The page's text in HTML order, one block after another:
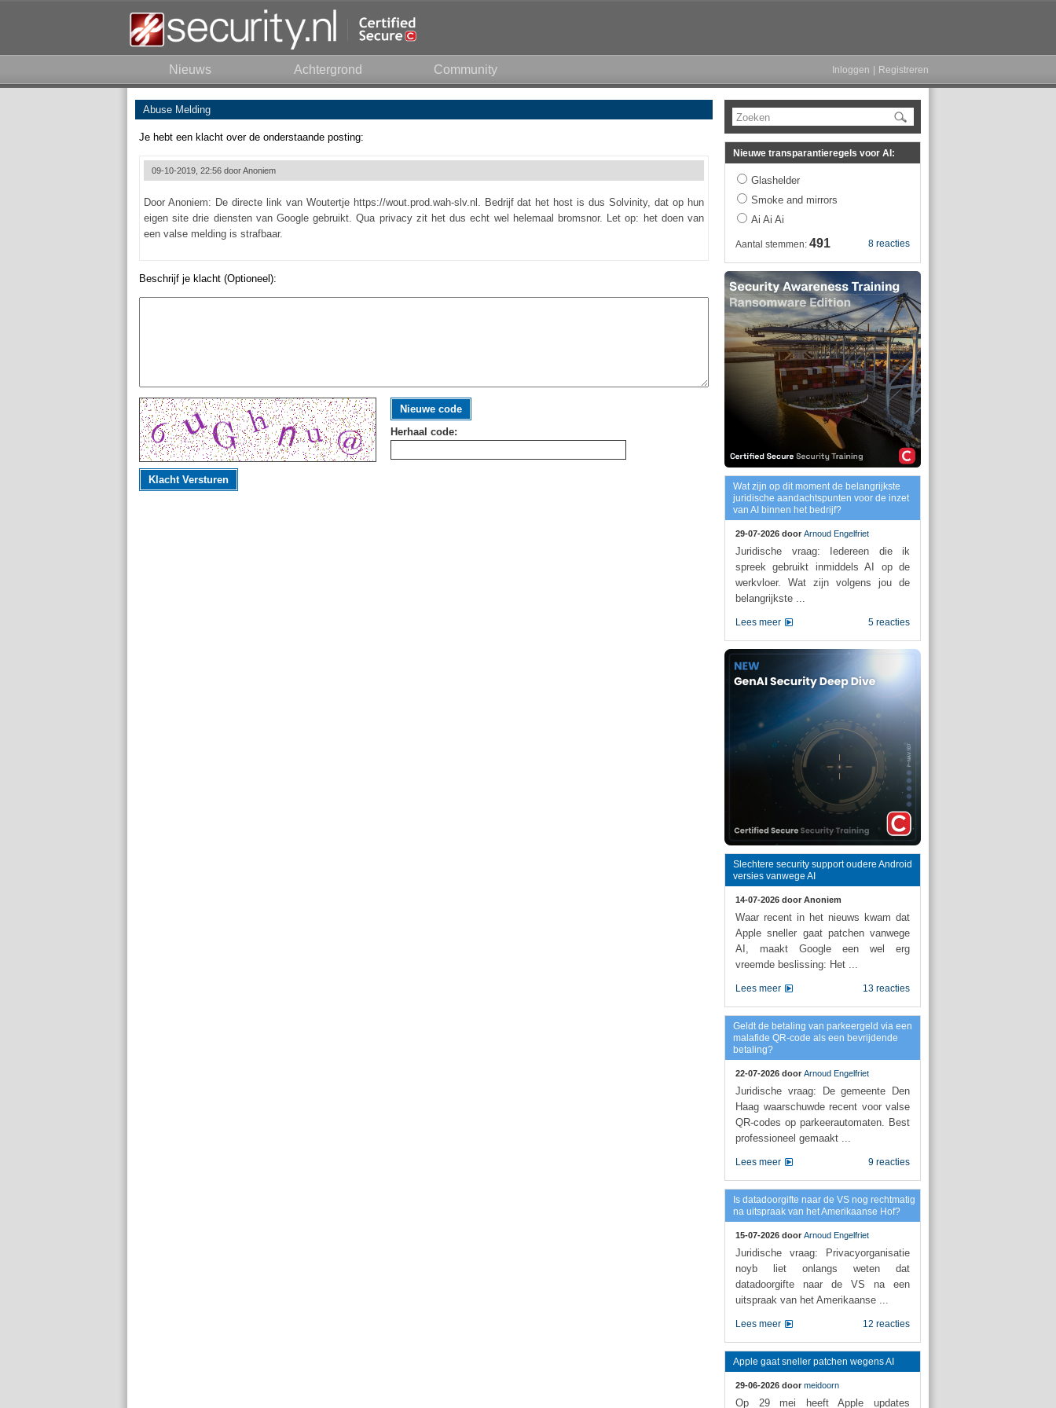
Nieuws Achtergrond Community Inloggen Registreren
Abuse Melding
Je hebt een klacht over de onderstaande posting:
09-10-2019, 22:56 doorAnoniem
Door Anoniem: De directe link van Woutertje https://wout.prod.wah-slv.nl. Bedrijf dat het host is dus Solvinity, dat op hun
eigen site drie diensten van Google gebruikt. Qua privacy zit het dus echt wel helemaal bromsnor. Let op: het doen van
een valse melding is strafbaar.
Beschrijf je klacht (Optioneel):
Nieuwe code
Herhaal code:
Klacht Versturen
Zoeken
Nieuwe transparantieregels voor AI:
Glashelder
Smoke and mirrors
Ai Ai Ai
8 reacties
Aantal stemmen: 491
Wat zijn op dit moment de belangrijkste
juridische aandachtspunten voor de inzet
van AI binnen het bedrijf?
29-07-2026 door Arnoud Engelfriet
Juridische vraag: Iedereen die ik
spreek gebruikt inmiddels AI op de
werkvloer. Wat zijn volgens jou de
belangrijkste ...
5 reacties
Lees meer
Slechtere security support oudere Android
versies vanwege AI
14-07-2026 door Anoniem
Waar recent in het nieuws kwam dat
Apple sneller gaat patchen vanwege
AI, maakt Google een wel erg
vreemde beslissing: Het ...
13 reacties
Lees meer
Geldt de betaling van parkeergeld via een
malafide QR-code als een bevrijdende
betaling?
22-07-2026 door Arnoud Engelfriet
Juridische vraag: De gemeente Den
Haag waarschuwde recent voor valse
QR-codes op parkeerautomaten. Best
professioneel gemaakt ...
9 reacties
Lees meer
Is datadoorgifte naar de VS nog rechtmatig
na uitspraak van het Amerikaanse Hof?
15-07-2026 door Arnoud Engelfriet
Juridische vraag: Privacyorganisatie
noyb liet onlangs weten dat
datadoorgifte naar de VS na een
uitspraak van het Amerikaanse ...
12 reacties
Lees meer
Apple gaat sneller patchen wegens AI
29-06-2026 door meidoorn
Op 29 mei heeft Apple updates